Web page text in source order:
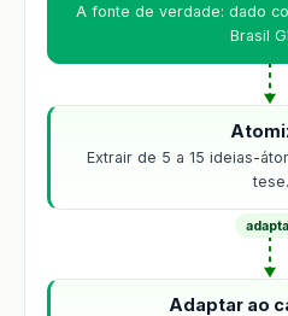
A fonte de verdade: dado
Brasil
Extrair de 5 a 15 ideias-
tese.
Adaptar ao